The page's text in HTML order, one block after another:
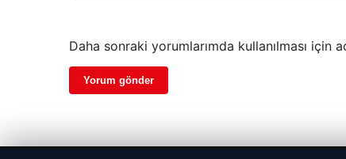
Daha sonraki yorumlarımda kullanılması için